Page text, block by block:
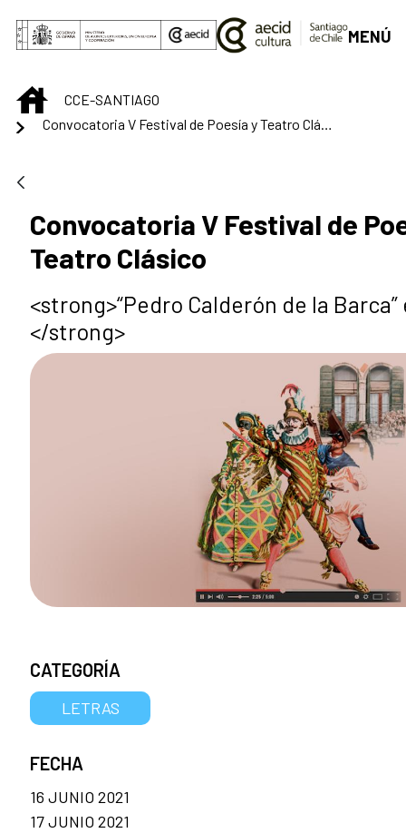
Saltar al contenido principal
MENÚ
INICIOCCE-SANTIAGO
Convocatoria V Festival de
Teatro Clásico
<strong>“Pedro Calderón de la
</strong>
CATEGORÍA
LETRAS
FECHA
16 JUNIO 2021
17 JUNIO 2021